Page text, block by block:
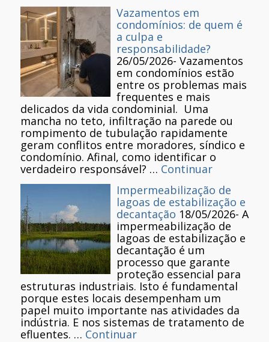
Vazamentos em
condomínios: de quem é
a culpa e
responsabilidade?
26/05/2026- Vazamentos
em condomínios estão
entre os problemas mais
frequentes e mais
delicados da vida condominial. Uma
mancha no teto, infiltração na parede ou
rompimento de tubulação rapidamente
geram conflitos entre moradores, síndico e
condomínio. Afinal, como identificar o
verdadeiro responsável? … Continuar
Impermeabilização de
lagoas de estabilização e
decantação 18/05/2026- A
impermeabilização de
lagoas de estabilização e
decantação é um
processo que garante
proteção essencial para
estruturas industriais. Isto é fundamental
porque estes locais desempenham um
papel muito importante nas atividades da
indústria. E nos sistemas de tratamento de
efluentes. … Continuar